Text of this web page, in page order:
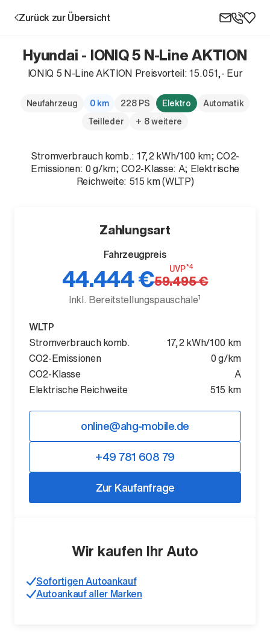
Aktion
Der neue BMW X5.
Geschaffen, um vorauszugehen.
Zurück zur Übersicht
Hyundai - IONIQ 5 N-Line AKTION
IONIQ 5 N-Line AKTION Preisvorteil: 15.051,- Eur
Neufahrzeug 0 km 228 PS Elektro
Automatik
Teilleder
+ 8 weitere
Stromverbrauch komb.: 17,2 kWh/100 km; CO2-
Emissionen: 0 g/km; CO2-Klasse: A; Elektrische
Reichweite: 515 km (WLTP)
Zahlungsart
Fahrzeugpreis
44.444 € UVP*4
59.495 €
Inkl. Bereitstellungspauschale1
WLTP
Stromverbrauch komb.
17,2 kWh/100 km
CO2-Emissionen
0 g/km
CO2-Klasse
A
Elektrische Reichweite
515 km
online@ahg-mobile.de
+49 781 608 79
Zur Kaufanfrage
Wir kaufen Ihr Auto
Sofortigen Autoankauf
Autoankauf aller Marken